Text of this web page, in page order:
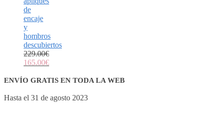
de
encaje
y
hombros
descubiertos
229.00€
165.00€
ENVÍO GRATIS EN TODA LA WEB
Hasta el 31 de agosto 2023